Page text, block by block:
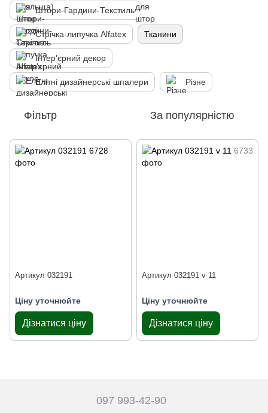
Штори-Гардини-Текстиль
Стрічка-липучка Alfatex Тканини
Інтер'єрний декор
Елітні дизайнерські шпалери Різне
Фільтр За популярністю
Артикул 032191
Ціну уточнюйте
Дізнатися ціну
Артикул 032191 v 11
Ціну уточнюйте
Дізнатися ціну
097 993-42-90